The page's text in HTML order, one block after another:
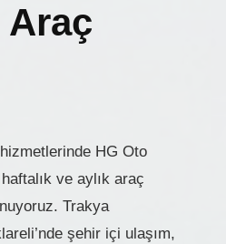
Araç
HG Oto
ve aylık araç
Trakya
şehir içi ulaşım,